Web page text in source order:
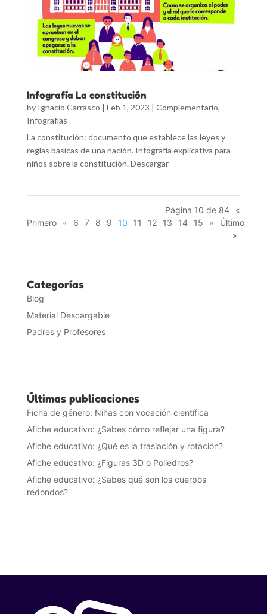
Infografía La constitución
by Ignacio Carrasco | Feb 1, 2023 | Complementario,
Infografías
La constitución: documento que establece las leyes y
reglas básicas de una nación. Infografía explicativa para
niños sobre la constitución. Descargar
Página 10 de 84
«
Primero
« 6 7 8 9 10 11 12 13 14 15 »
Último
»
Categorías
Blog
Material Descargable
Padres y Profesores
Últimas publicaciones
Ficha de género: Niñas con vocación científica
Afiche educativo: ¿Sabes cómo reflejar una figura?
Afiche educativo: ¿Qué es la traslación y rotación?
Afiche educativo: ¿Figuras 3D o Poliedros?
Afiche educativo: ¿Sabes qué son los cuerpos
redondos?